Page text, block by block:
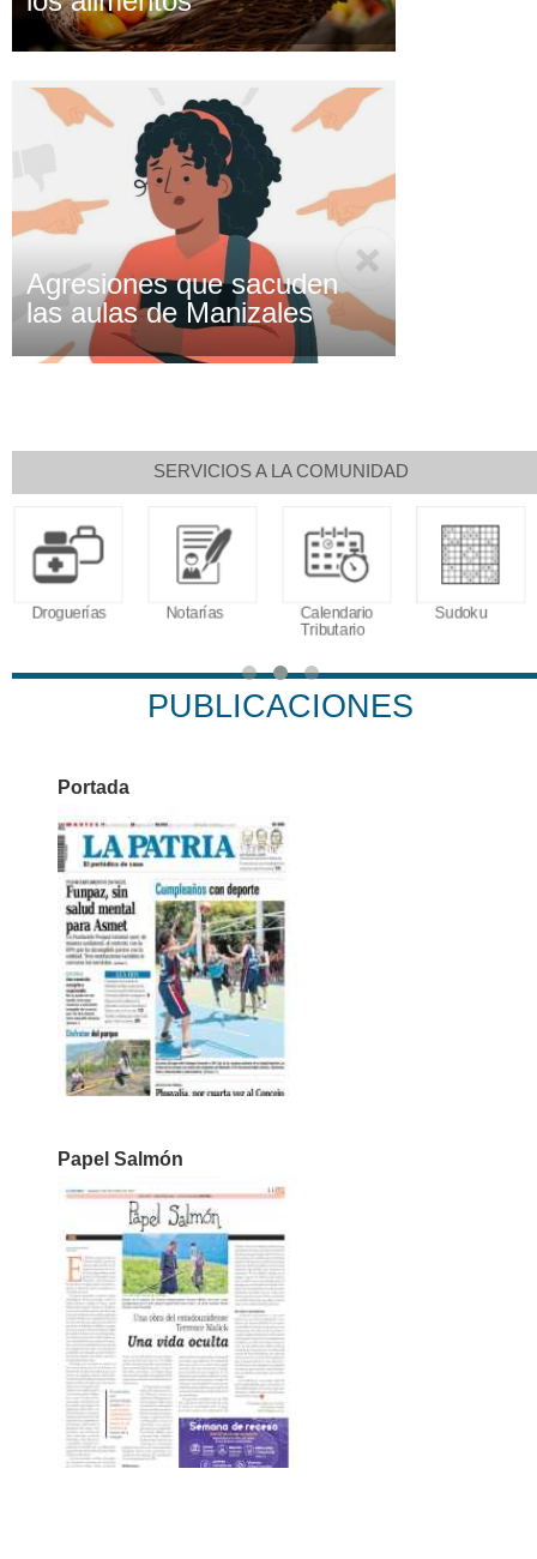
Agresiones que sacuden
las aulas de Manizales
SERVICIOS A LA COMUNIDAD
Droguerías Notarías
Calendario
Tributario
Sudoku
PUBLICACIONES
Portada
Papel Salmón